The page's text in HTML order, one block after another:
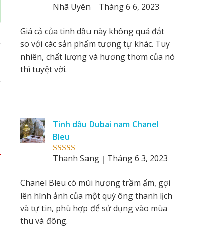
Rated5out
Nhã Uyên
Tháng 6 6, 2023
Giá cả của tinh dầu này không quá đắt
so với các sản phẩm tương tự khác. Tuy
nhiên, chất lượng và hương thơm của nó
thì tuyệt vời.
Rated5 out
Tinh dầu Dubai nam Chanel
Bleu
Thanh Sang
Tháng 6 3, 2023
Chanel Bleu có mùi hương trầm ấm, gợi
lên hình ảnh của một quý ông thanh lịch
và tự tin, phù hợp để sử dụng vào mùa
thu và đông.